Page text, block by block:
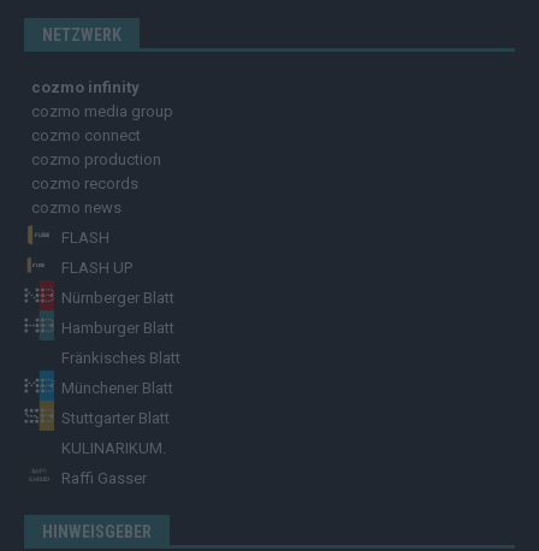
NETZWERK
cozmo infinity
cozmo media group
cozmo connect
cozmo production
cozmo records
cozmo news
FLASH
FLASH UP
Nürnberger Blatt
Hamburger Blatt
Fränkisches Blatt
Münchener Blatt
Stuttgarter Blatt
KULINARIKUM.
Raffi Gasser
HINWEISGEBER